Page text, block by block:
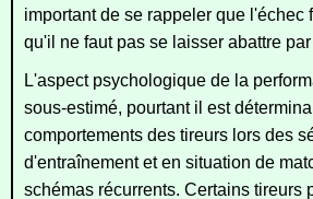
important de se rappeler que l'échec
qu'il ne faut pas se laisser abattre
L'aspect psychologique de la
sous-estimé, pourtant il est
comportements des tireurs lors des
d'entraînement et en situation de
schémas récurrents. Certains tireurs